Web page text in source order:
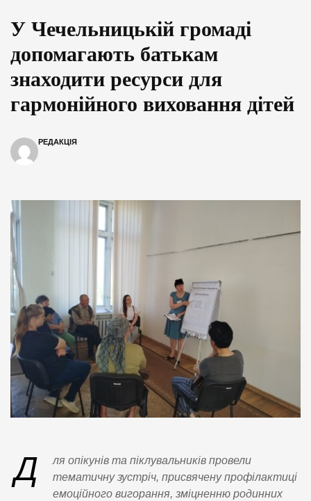
У Чечельницькій громаді
допомагають батькам
знаходити ресурси для
гармонійного виховання дітей
РЕДАКЦІЯ
Д
ля опікунів та піклувальників провели
тематичну зустріч, присвячену профілактиці
емоційного вигорання, зміцненню родинних